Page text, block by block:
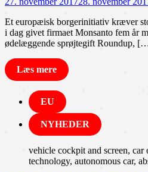
Et europæisk borgerinitiativ kræver
i dag givet firmaet Monsanto fem år
ødelæggende sprøjtegift Roundup,
Læs mere
EU
NYHEDER
vehicle cockpit and screen, car
technology, autonomous car,